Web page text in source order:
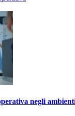
negli